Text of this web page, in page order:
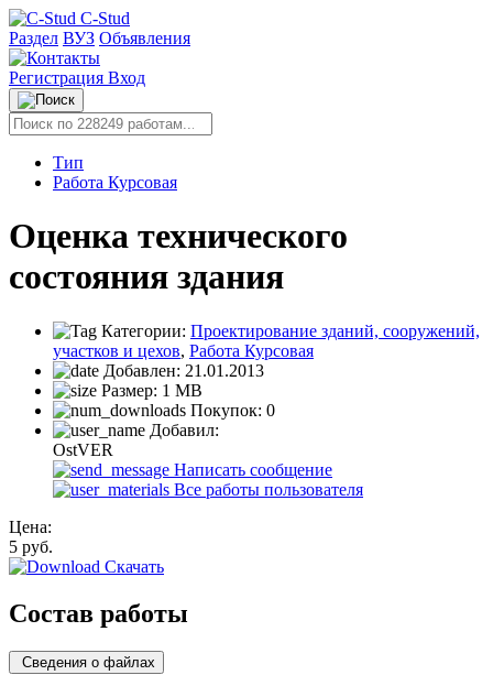
C-Stud
Раздел ВУЗ Объявления
Регистрация Вход
Тип
Работа Курсовая
Оценка технического
состояния здания
Категории: Проектирование зданий, сооружений,
участков и цехов, Работа Курсовая
Добавлен: 21.01.2013
Размер: 1 MB
Покупок: 0
Добавил:
OstVER
Написать сообщение
Все работы пользователя
Цена:
5 руб.
Скачать
Состав работы
Сведения о файлах